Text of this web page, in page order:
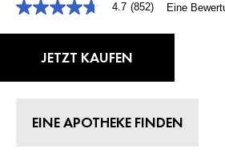
4.7
5
Sternen,
durchschnittlicher
Reviews.
Link
4.7 (852) Eine
JETZT KAUFEN
EINE APOTHEKE FINDEN